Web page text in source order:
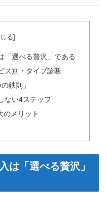
「選べる贅沢」である
ス別・タイプ診断
鉄則」
ない4ステップ
のメリット
は「選べる贅沢」